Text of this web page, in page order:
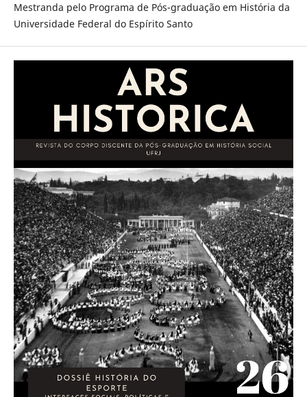
Mestranda pelo Programa de Pós-graduação em História da
Universidade Federal do Espírito Santo